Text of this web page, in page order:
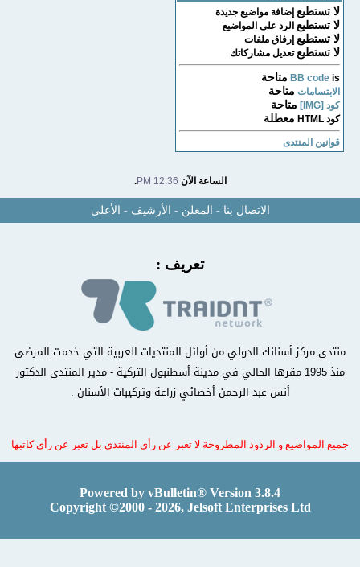
لا تستطيعإضافة مواضيع جديدة
لا تستطيعالرد على المواضيع
لا تستطيعإرفاق ملفات
لا تستطيعتعديل مشاركاتك
BB codeis متاحة
الابتسامات متاحة
كود [IMG] متاحة
كود HTML معطلة
قوانين المنتدى
الساعة الآن12:36 PM
.
الاتصال بنا-المعلن-الأرشيف-الأعلى
تعريف :
منتدى مركز أسنانك الدولي من أوائل المنتديات العربية التي خدمت المرضى
منذ 1995 مقرها الحالي في مدينة أسطنبول التركية - مدير المنتدى الدكتور
أنس عبد الرحمن أخصائي زراعة وتركيبات الأسنان .
جميع المواضيع و الردود المطروحة لا تعبر عن رأي المنتدى بل تعبر عن رأي كاتبها
Powered by vBulletin® Version 3.8.4
Copyright ©2000 - 2026, Jelsoft Enterprises Ltd